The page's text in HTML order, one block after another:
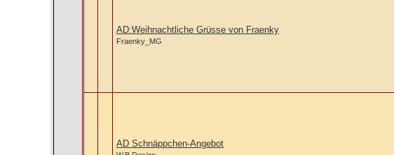
AD:Weihnachtliche Grüsse von Fraenky
Fraenky_MG
AD Schnäppchen-Angebot